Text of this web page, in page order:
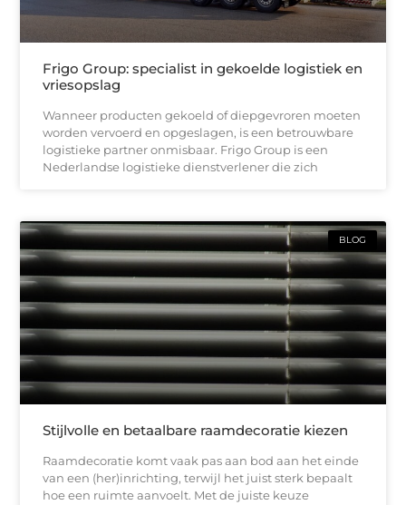
Frigo Group: specialist in gekoelde logistiek en
vriesopslag
Wanneer producten gekoeld of diepgevroren moeten
worden vervoerd en opgeslagen, is een betrouwbare
logistieke partner onmisbaar. Frigo Group is een
Nederlandse logistieke dienstverlener die zich
BLOG
Stijlvolle en betaalbare raamdecoratie kiezen
Raamdecoratie komt vaak pas aan bod aan het einde
van een (her)inrichting, terwijl het juist sterk bepaalt
hoe een ruimte aanvoelt. Met de juiste keuze